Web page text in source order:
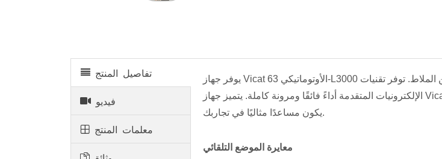
تفاصيل المنتج
فيديو
معلمات المنتج
يوفر جهاز Vicat الأوتوماتيكي 63-L3000 طريقة تلقائية تمامًا لتحديد وقت الإعداد الأولي والنهائي للأسمنت أو معاجين الملاط. توفر تقنيات
الإلكترونيات المتقدمة أداءً فائقًا ومرونة كاملة. يتميز جهاز Vicat الأوتوماتيكي 63-L3000 بسهولة التشغيل ودقة نتائج الاختبار، ويمكن أن
يكون مساعدًا مثاليًا في تجاربك.
معايرة الموضع التلقائي